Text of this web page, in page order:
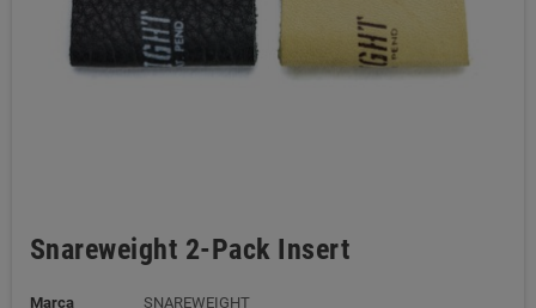
Snareweight 2-Pack Insert
Marca
SNAREWEIGHT